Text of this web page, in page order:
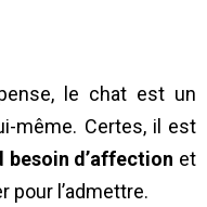
le chat est un
même. Certes, il est
besoin d’affection et
pour l’admettre.